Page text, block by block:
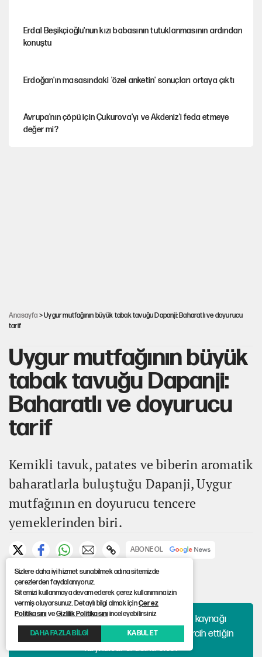
Erdal Beşikçioğlu'nun kızı babasının tutuklanmasının ardından
konuştu
Erdoğan'ın masasındaki 'özel anketin' sonuçları ortaya çıktı
Avrupa'nın çöpü için Çukurova'yı ve Akdeniz'i feda etmeye
değer mi?
Anasayfa > Uygur mutfağının büyük tabak tavuğu Dapanji: Baharatlı ve doyurucu
tarif
Uygur mutfağının büyük
tabak tavuğu Dapanji:
Baharatlı ve doyurucu
tarif
Kemikli tavuk, patates ve biberin aromatik
baharatlarla buluştuğu Dapanji, Uygur
mutfağının en doyurucu tencere
yemeklerinden biri.
ABONE OL
Yayınlanma: 03.07.2026 00:35
Güncelleme: 03.07.2026 00:35
Haberlerini algoritmaya bırakma, hangi kaynağı
okuyacağına sen karar ver. 12punto'yu tercih ettiğin
kaynaklar arasına ekle!
Sizlere daha iyi hizmet sunabilmek adına sitemizde
çerezlerden faydalanıyoruz.
Sitemizi kullanmaya devam ederek çerez kullanımına izin
vermiş oluyorsunuz. Detaylı bilgi almak içinÇerez
PolitikasınıveGizlilik Politikasınıinceleyebilirsiniz
DAHA FAZLA BİLGİ KABUL ET